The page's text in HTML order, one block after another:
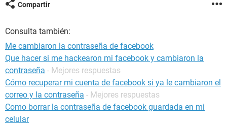
Compartir
Consulta también:
Me cambiaron la contraseña de facebook
Que hacer si me hackearon mi facebook y cambiaron la
contraseña - Mejores respuestas
Cómo recuperar mi cuenta de facebook si ya le cambiaron el
correo y la contraseña - Mejores respuestas
Como borrar la contraseña de facebook guardada en mi
celular